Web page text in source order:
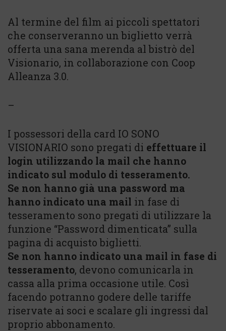
Al termine del film ai piccoli spettatori
che conserveranno un biglietto verrà
offerta una sana merenda al bistrò del
Visionario, in collaborazione con Coop
Alleanza 3.0.
–
I possessori della card IO SONO
VISIONARIO sono pregati di effettuare il
login utilizzando la mail che hanno
indicato sul modulo di tesseramento.
Se non hanno già una password ma
hanno indicato una mail in fase di
tesseramento sono pregati di utilizzare la
funzione “Password dimenticata” sulla
pagina di acquisto biglietti.
Se non hanno indicato una mail in fase di
tesseramento, devono comunicarla in
cassa alla prima occasione utile. Così
facendo potranno godere delle tariffe
riservate ai soci e scalare gli ingressi dal
proprio abbonamento.